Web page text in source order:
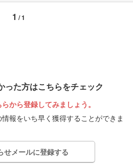
1 / 1
った方はこちらをチェック
から登録してみましょう。
報をいち早く獲得することができま
せメールに登録する